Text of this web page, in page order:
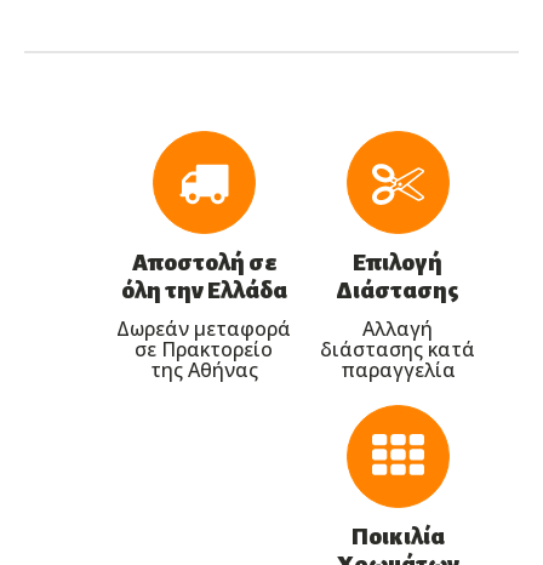
Αποστολή σε
όλη την Ελλάδα
Δωρεάν μεταφορά
σε Πρακτορείο
της Αθήνας
Επιλογή
Διάστασης
Αλλαγή
διάστασης κατά
παραγγελία
Ποικιλία